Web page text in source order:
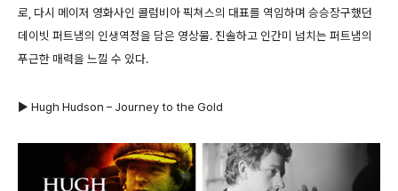
로, 다시 메이저 영화사인 콜럼비아 픽쳐스의 대표를 역임하며 승승장구했던
데이빗 퍼트냄의 인생역정을 담은 영상물. 진솔하고 인간미 넘치는 퍼트냄의
푸근한 매력을 느낄 수 있다.
▶ Hugh Hudson – Journey to the Gold